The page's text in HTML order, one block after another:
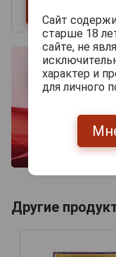
Другие
Сайт
старше 18
сайте, не
характер и
для личного